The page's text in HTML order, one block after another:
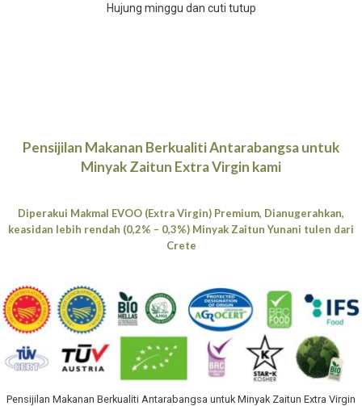
Hujung minggu dan cuti tutup
Pensijilan Makanan Berkualiti Antarabangsa untuk
Minyak Zaitun Extra Virgin kami
Diperakui Makmal EVOO (Extra Virgin) Premium, Dianugerahkan,
keasidan lebih rendah (0,2% – 0,3%) Minyak Zaitun Yunani tulen dari
Crete
Pensijilan Makanan Berkualiti Antarabangsa untuk Minyak Zaitun Extra Virgin